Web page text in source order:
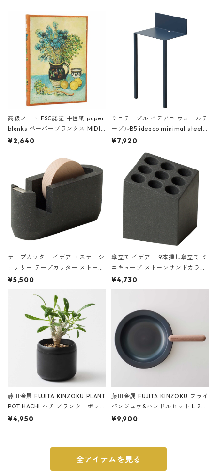
高級ノート FSC認証 中性紙 paper
blanks ペーパーブランクス MIDI
ハードカバー 罫線 ヴァン・ゴッホ
¥2,640
ミニテーブル イデアコ ウォールテ
ーブルB5 ideaco minimal steel f
urniture WALL Table B5 ネイビー
¥7,920
テープカッター イデアコ ステーシ
ョナリー テープカッター ストーン
サンドカラー 石調 ideaco Station
¥5,500
傘立て イデアコ 9本挿し傘立て ミ
ニキューブ ストーンサンドカラー
石調 ideaco Umbrella Stand CUB
E ストーンサンドブラック
¥4,730
藤田金属 FUJITA KINZOKU PLANT
POT HACHI ハチ プランターポッ
ト 3号 ブラック
¥4,950
藤田金属 FUJITA KINZOKU フライ
パンジュウ&ハンドルセット L 24c
m ガス火・IH対応 鉄フライパン
¥9,900
全アイテムを見る